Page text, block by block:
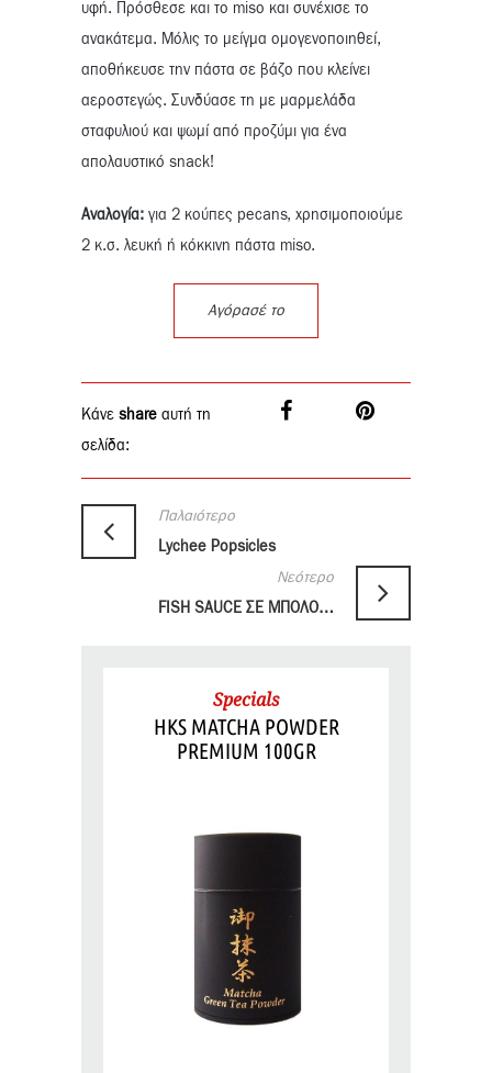
υφή. Πρόσθεσε και το miso και συνέχισε το
ανακάτεμα. Μόλις το μείγμα ομογενοποιηθεί,
αποθήκευσε την πάστα σε βάζο που κλείνει
αεροστεγώς. Συνδύασε τη με μαρμελάδα
σταφυλιού και ψωμί από προζύμι για ένα
απολαυστικό snack!
Αναλογία: για 2 κούπες pecans, χρησιμοποιούμε
2 κ.σ. λευκή ή κόκκινη πάστα miso.
Αγόρασέ το
Κάνε share αυτή τη
σελίδα:
Παλαιότερο
Lychee Popsicles
Νεότερο
FISH SAUCE ΣΕ ΜΠΟΛΟΝΕΖ
Specials
HKS MATCHA POWDER
PREMIUM 100GR